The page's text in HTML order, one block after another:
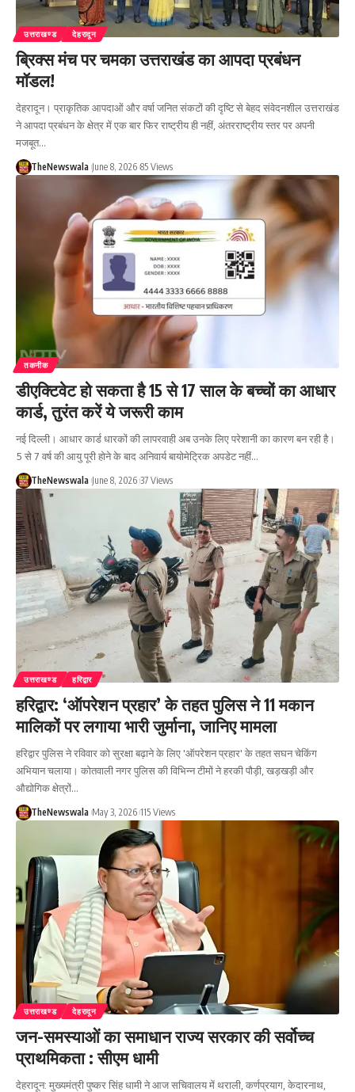
उत्तराखण्ड देहरादून
ब्रिक्स मंच पर चमका उत्तराखंड का आपदा प्रबंधन
मॉडल!
देहरादून। प्राकृतिक आपदाओं और वर्षा जनित संकटों की दृष्टि से बेहद संवेदनशील उत्तराखंड
ने आपदा प्रबंधन के क्षेत्र में एक बार फिर राष्ट्रीय ही नहीं, अंतरराष्ट्रीय स्तर पर अपनी
मजबूत…
TheNewswala June 8, 2026 85 Views
तकनीक
डीएक्टिवेट हो सकता है 15 से 17 साल के बच्चों का आधार
कार्ड, तुरंत करें ये जरूरी काम
नई दिल्ली। आधार कार्ड धारकों की लापरवाही अब उनके लिए परेशानी का कारण बन रही है।
5 से 7 वर्ष की आयु पूरी होने के बाद अनिवार्य बायोमेट्रिक अपडेट नहीं…
TheNewswala June 8, 2026 37 Views
उत्तराखण्ड हरिद्वार
हरिद्वार: ‘ऑपरेशन प्रहार’ के तहत पुलिस ने 11 मकान
मालिकों पर लगाया भारी जुर्माना, जानिए मामला
हरिद्वार पुलिस ने रविवार को सुरक्षा बढ़ाने के लिए 'ऑपरेशन प्रहार' के तहत सघन चेकिंग
अभियान चलाया। कोतवाली नगर पुलिस की विभिन्न टीमों ने हरकी पौड़ी, खड़खड़ी और
औद्योगिक क्षेत्रों…
TheNewswala May 3, 2026 115 Views
उत्तराखण्ड देहरादून
जन-समस्याओं का समाधान राज्य सरकार की सर्वोच्च
प्राथमिकता : सीएम धामी
देहरादून: मुख्यमंत्री पुष्कर सिंह धामी ने आज सचिवालय में थराली, कर्णप्रयाग, केदारनाथ,